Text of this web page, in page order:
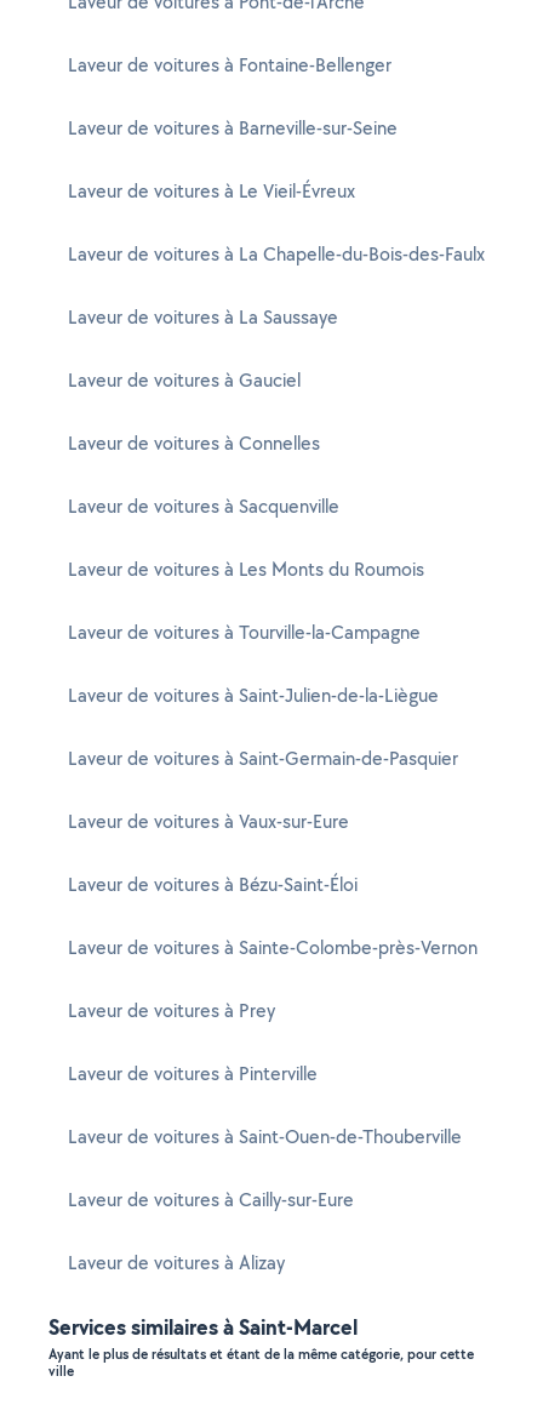
Laveur de voitures à Fontaine-Bellenger
Laveur de voitures à Barneville-sur-Seine
Laveur de voitures à Le Vieil-Évreux
Laveur de voitures à La Chapelle-du-Bois-des-Faulx
Laveur de voitures à La Saussaye
Laveur de voitures à Gauciel
Laveur de voitures à Connelles
Laveur de voitures à Sacquenville
Laveur de voitures à Les Monts du Roumois
Laveur de voitures à Tourville-la-Campagne
Laveur de voitures à Saint-Julien-de-la-Liègue
Laveur de voitures à Saint-Germain-de-Pasquier
Laveur de voitures à Vaux-sur-Eure
Laveur de voitures à Bézu-Saint-Éloi
Laveur de voitures à Sainte-Colombe-près-Vernon
Laveur de voitures à Prey
Laveur de voitures à Pinterville
Laveur de voitures à Saint-Ouen-de-Thouberville
Laveur de voitures à Cailly-sur-Eure
Laveur de voitures à Alizay
Services similaires à Saint-Marcel
Ayant le plus de résultats et étant de la même catégorie, pour cette
ville